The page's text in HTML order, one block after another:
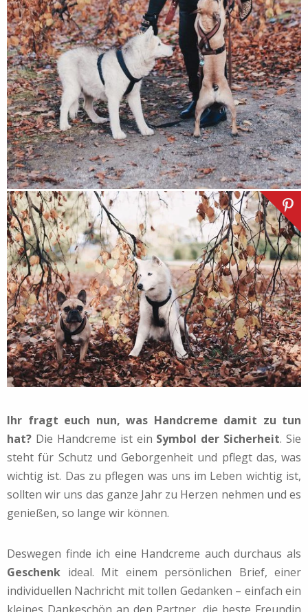
Ihr fragt euch nun, was Handcreme damit zu tun
hat? Die Handcreme ist ein Symbol der Sicherheit. Sie
steht für Schutz und Geborgenheit und pflegt das, was
wichtig ist. Das zu pflegen was uns im Leben wichtig ist,
sollten wir uns das ganze Jahr zu Herzen nehmen und es
genießen, so lange wir können.
Deswegen finde ich eine Handcreme auch durchaus als
Geschenk ideal. Mit einem persönlichen Brief, einer
individuellen Nachricht mit tollen Gedanken – einfach ein